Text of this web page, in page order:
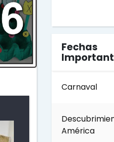
Fechas
Carnaval
América